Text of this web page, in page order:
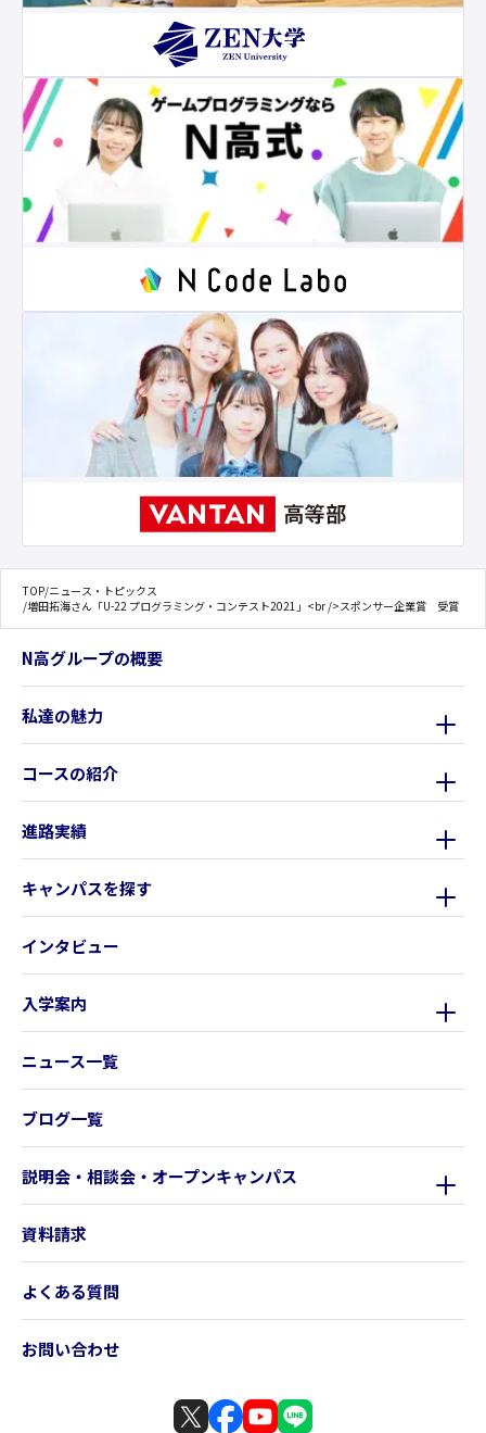
TOP/ニュース・トピックス
/増田拓海さん「U-22 プログラミング・コンテスト2021」<br />スポンサー企業賞 受賞
N高グループの概要
私達の魅力
コースの紹介
進路実績
キャンパスを探す
インタビュー
入学案内
ニュース一覧
ブログ一覧
説明会・相談会・オープンキャンパス
資料請求
よくある質問
お問い合わせ